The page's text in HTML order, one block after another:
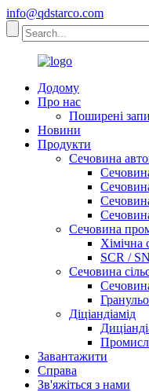
info@qdstarco.com
Додому
Про нас
Поширені
Новини
Продукти
Сечовина
Сечовина
Хімічна
SCR /
Сечовина
Діціандіамід
Завантажити
Справа
Зв'яжіться з нами